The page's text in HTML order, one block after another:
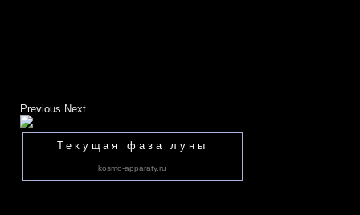
Previous Next
Текущая фаза луны
kosmo-apparaty.ru